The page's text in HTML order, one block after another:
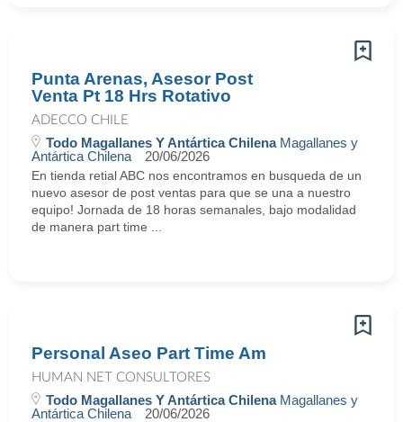
Punta Arenas, Asesor Post
Venta Pt 18 Hrs Rotativo
ADECCO CHILE
Todo Magallanes Y Antártica ChilenaMagallanes y
Antártica Chilena
20/06/2026
En tienda retial ABC nos encontramos en busqueda de un
nuevo asesor de post ventas para que se una a nuestro
equipo! Jornada de 18 horas semanales, bajo modalidad
de manera part time ...
Personal Aseo Part Time Am
HUMAN NET CONSULTORES
Todo Magallanes Y Antártica ChilenaMagallanes y
Antártica Chilena
20/06/2026